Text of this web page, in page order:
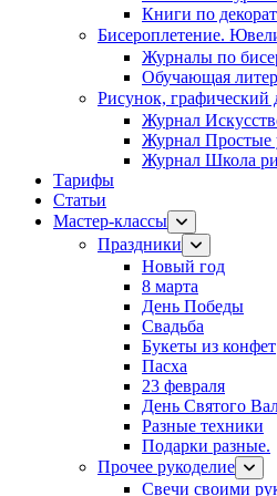
Книги по
Бисероплетение.
Журналы по
Обучающая
Рисунок, графический
Журнал
Журнал Простые
Журнал Школа
Тарифы
Статьи
Мастер-классы
Праздники
Новый год
8 марта
День Победы
Свадьба
Букеты из конфет
Пасха
23 февраля
День Святого
Разные техники
Подарки разные.
Прочее рукоделие
Свечи своими